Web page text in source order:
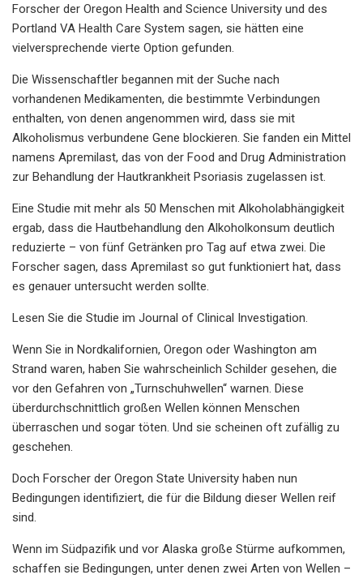
Forscher der Oregon Health and Science University und des
Portland VA Health Care System sagen, sie hätten eine
vielversprechende vierte Option gefunden.
Die Wissenschaftler begannen mit der Suche nach
vorhandenen Medikamenten, die bestimmte Verbindungen
enthalten, von denen angenommen wird, dass sie mit
Alkoholismus verbundene Gene blockieren. Sie fanden ein Mittel
namens Apremilast, das von der Food and Drug Administration
zur Behandlung der Hautkrankheit Psoriasis zugelassen ist.
Eine Studie mit mehr als 50 Menschen mit Alkoholabhängigkeit
ergab, dass die Hautbehandlung den Alkoholkonsum deutlich
reduzierte – von fünf Getränken pro Tag auf etwa zwei. Die
Forscher sagen, dass Apremilast so gut funktioniert hat, dass
es genauer untersucht werden sollte.
Lesen Sie die Studie im Journal of Clinical Investigation.
Wenn Sie in Nordkalifornien, Oregon oder Washington am
Strand waren, haben Sie wahrscheinlich Schilder gesehen, die
vor den Gefahren von „Turnschuhwellen“ warnen. Diese
überdurchschnittlich großen Wellen können Menschen
überraschen und sogar töten. Und sie scheinen oft zufällig zu
geschehen.
Doch Forscher der Oregon State University haben nun
Bedingungen identifiziert, die für die Bildung dieser Wellen reif
sind.
Wenn im Südpazifik und vor Alaska große Stürme aufkommen,
schaffen sie Bedingungen, unter denen zwei Arten von Wellen –